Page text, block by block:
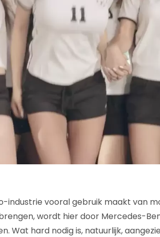
industrie vooral gebruik maakt van
wordt hier door Mercedes-
Wat hard nodig is, natuurlijk,